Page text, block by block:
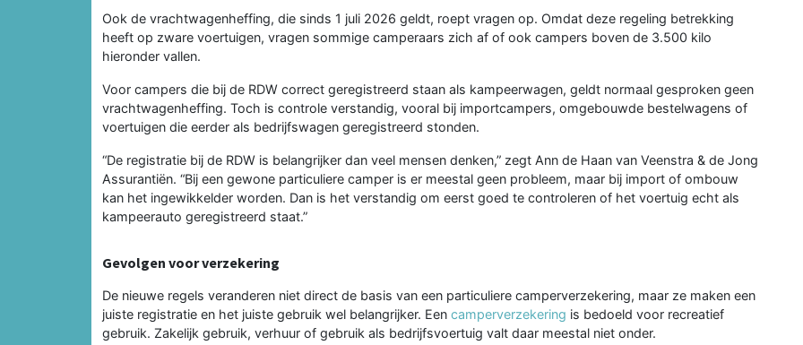
Ook de vrachtwagenheffing, die sinds 1 juli 2026 geldt, roept vragen op. Omdat deze regeling betrekking
heeft op zware voertuigen, vragen sommige camperaars zich af of ook campers boven de 3.500 kilo
hieronder vallen.
Voor campers die bij de RDW correct geregistreerd staan als kampeerwagen, geldt normaal gesproken geen
vrachtwagenheffing. Toch is controle verstandig, vooral bij importcampers, omgebouwde bestelwagens of
voertuigen die eerder als bedrijfswagen geregistreerd stonden.
“De registratie bij de RDW is belangrijker dan veel mensen denken,” zegt Ann de Haan van Veenstra & de Jong
Assurantiën. “Bij een gewone particuliere camper is er meestal geen probleem, maar bij import of ombouw
kan het ingewikkelder worden. Dan is het verstandig om eerst goed te controleren of het voertuig echt als
kampeerauto geregistreerd staat.”
Gevolgen voor verzekering
De nieuwe regels veranderen niet direct de basis van een particuliere camperverzekering, maar ze maken een
juiste registratie en het juiste gebruik wel belangrijker. Een camperverzekering is bedoeld voor recreatief
gebruik. Zakelijk gebruik, verhuur of gebruik als bedrijfsvoertuig valt daar meestal niet onder.